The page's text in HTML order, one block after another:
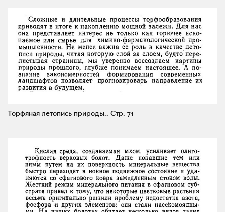
Торфяная летопись природы.. Стр. 71